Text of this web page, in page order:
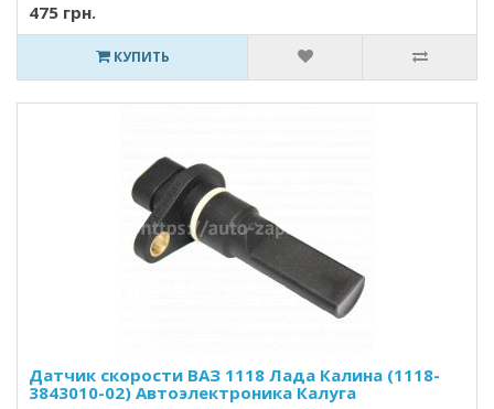
475 грн.
КУПИТЬ
Датчик скорости ВАЗ 1118 Лада Калина (1118-
3843010-02) Автоэлектроника Калуга